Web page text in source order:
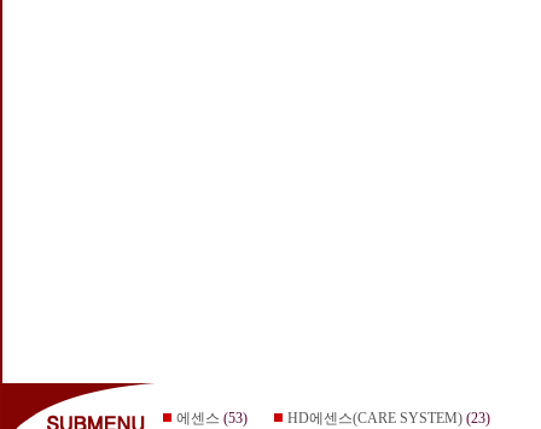
에센스 (53) HD에센스(CARE SYSTEM) (23)